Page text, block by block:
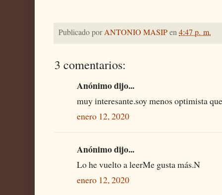
Publicado porANTONIO MASIPen4:47 p. m.
3 comentarios:
Anónimo dijo...
muy interesante.soy menos optimista
enero 12, 2020
Anónimo dijo...
Lo he vuelto a leerMe gusta más.N
enero 12, 2020